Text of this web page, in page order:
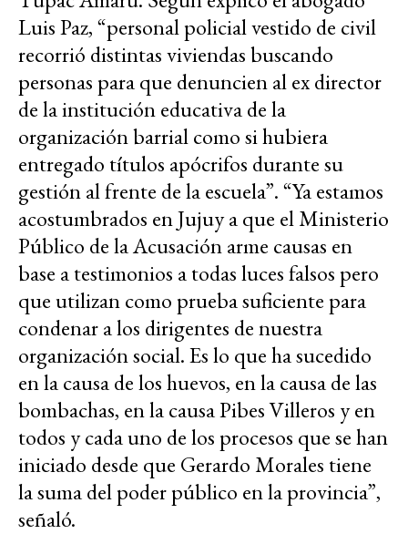
Luis Paz, “personal policial vestido de civil
recorrió distintas viviendas buscando
personas para que denuncien al ex director
de la institución educativa de la
organización barrial como si hubiera
entregado títulos apócrifos durante su
gestión al frente de la escuela”. “Ya estamos
acostumbrados en Jujuy a que el Ministerio
Público de la Acusación arme causas en
base a testimonios a todas luces falsos pero
que utilizan como prueba suficiente para
condenar a los dirigentes de nuestra
organización social. Es lo que ha sucedido
en la causa de los huevos, en la causa de las
bombachas, en la causa Pibes Villeros y en
todos y cada uno de los procesos que se han
iniciado desde que Gerardo Morales tiene
la suma del poder público en la provincia”,
señaló.